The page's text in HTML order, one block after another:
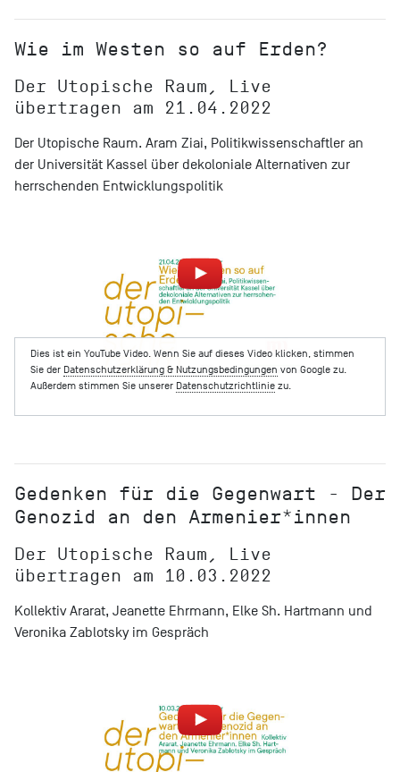
Wie im Westen so auf Erden?
Der Utopische Raum, Live
übertragen am 21.04.2022
Der Utopische Raum. Aram Ziai, Politikwissenschaftler an
der Universität Kassel über dekoloniale Alternativen zur
herrschenden Entwicklungspolitik
Dies ist ein YouTube Video. Wenn Sie auf dieses Video klicken, stimmen
Sie der Datenschutzerklärung & Nutzungsbedingungen von Google zu.
Außerdem stimmen Sie unserer Datenschutzrichtliniezu.
Gedenken für die Gegenwart - Der
Genozid an den Armenier*innen
Der Utopische Raum, Live
übertragen am 10.03.2022
Kollektiv Ararat, Jeanette Ehrmann, Elke Sh. Hartmann und
Veronika Zablotsky im Gespräch